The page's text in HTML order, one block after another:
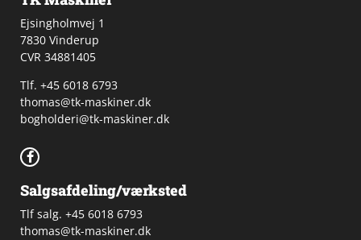
Ejsingholmvej 1
7830 Vinderup
CVR 34881405
​Tlf. +45 6018 6793
thomas@tk-maskiner.dk
bogholderi@tk-maskiner.dk
Salgsafdeling/værksted
Tlf salg. +45 6018 6793
thomas@tk-maskiner.dk